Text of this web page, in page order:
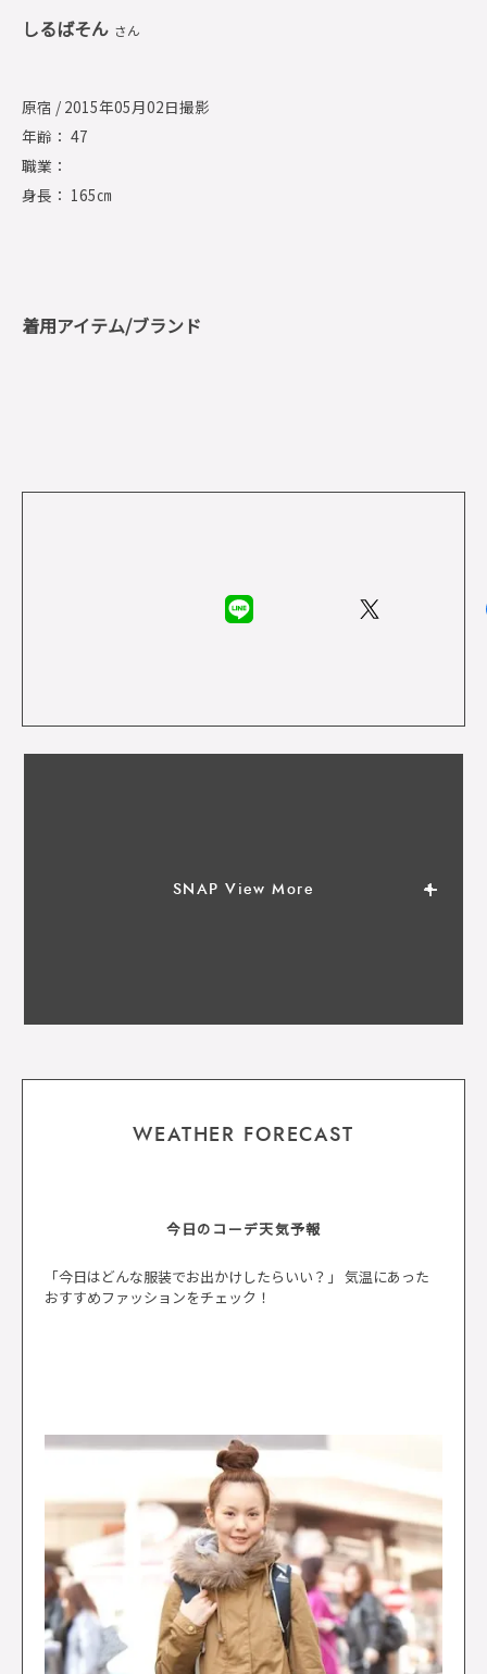
しるばそん さん
原宿 / 2015年05月02日撮影
年齢： 47
職業：
身長： 165㎝
着用アイテム/ブランド
SNAP View More
WEATHER FORECAST
今日のコーデ天気予報
「今日はどんな服装でお出かけしたらいい？」 気温にあった
おすすめファッションをチェック！